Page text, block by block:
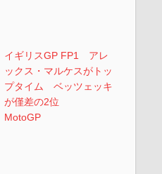
イギリスGP FP1 アレ
ックス・マルケスがトッ
プタイム ベッツェッキ
が僅差の2位
MotoGP